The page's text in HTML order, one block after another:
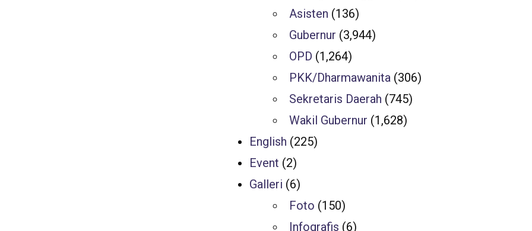
Asisten (136)
Gubernur (3,944)
OPD (1,264)
PKK/Dharmawanita (306)
Sekretaris Daerah (745)
Wakil Gubernur (1,628)
English (225)
Event (2)
Galleri (6)
Foto (150)
Infografis (6)